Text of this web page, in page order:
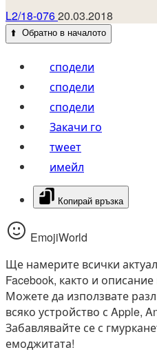
L2/18-07620.03.2018
⬆️ Обратно в началото
сподели
сподели
сподели
Закачи го
тwеет
имейл
Копирай връзка
EmojiWorld
Ще намерите всички
Facebook, както и
Можете да използвате
всяко устройство с Apple,
Забавлявайте се с
емоджитата!